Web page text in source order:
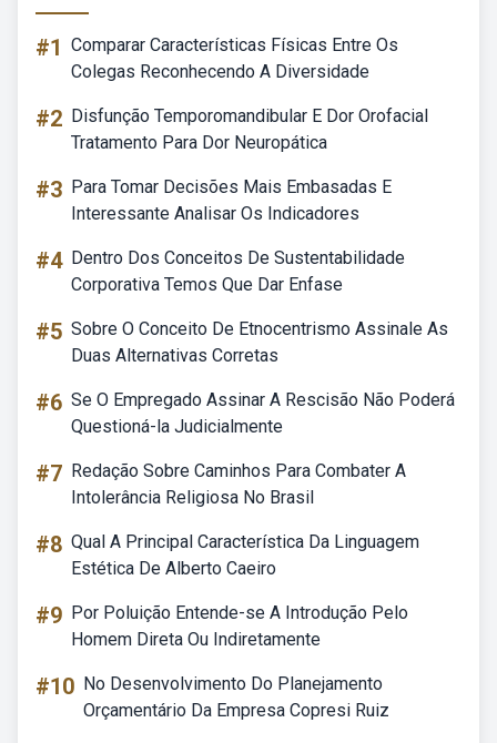
#1 Comparar Características Físicas Entre Os
Colegas Reconhecendo A Diversidade
#2 Disfunção Temporomandibular E Dor Orofacial
Tratamento Para Dor Neuropática
#3 Para Tomar Decisões Mais Embasadas E
Interessante Analisar Os Indicadores
#4 Dentro Dos Conceitos De Sustentabilidade
Corporativa Temos Que Dar Enfase
#5 Sobre O Conceito De Etnocentrismo Assinale As
Duas Alternativas Corretas
#6 Se O Empregado Assinar A Rescisão Não Poderá
Questioná-la Judicialmente
#7 Redação Sobre Caminhos Para Combater A
Intolerância Religiosa No Brasil
#8 Qual A Principal Característica Da Linguagem
Estética De Alberto Caeiro
#9 Por Poluição Entende-se A Introdução Pelo
Homem Direta Ou Indiretamente
#10 No Desenvolvimento Do Planejamento
Orçamentário Da Empresa Copresi Ruiz